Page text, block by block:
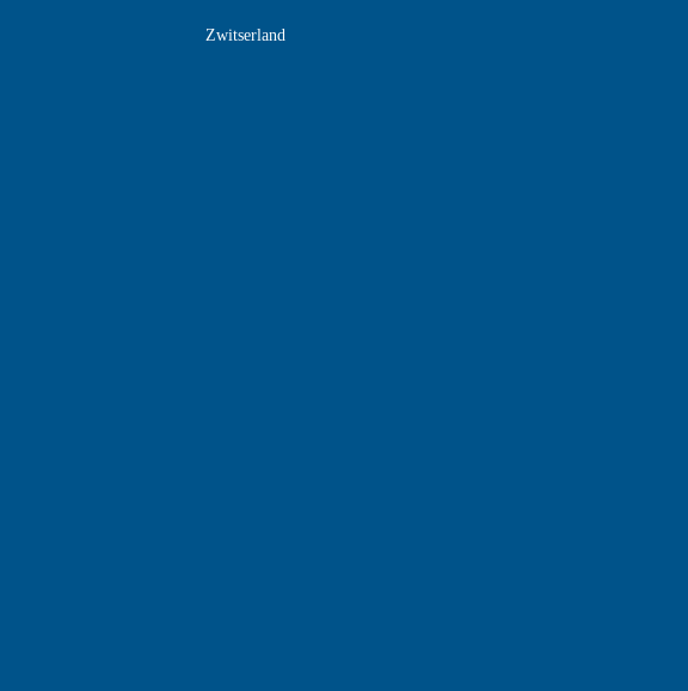
Zwitserland